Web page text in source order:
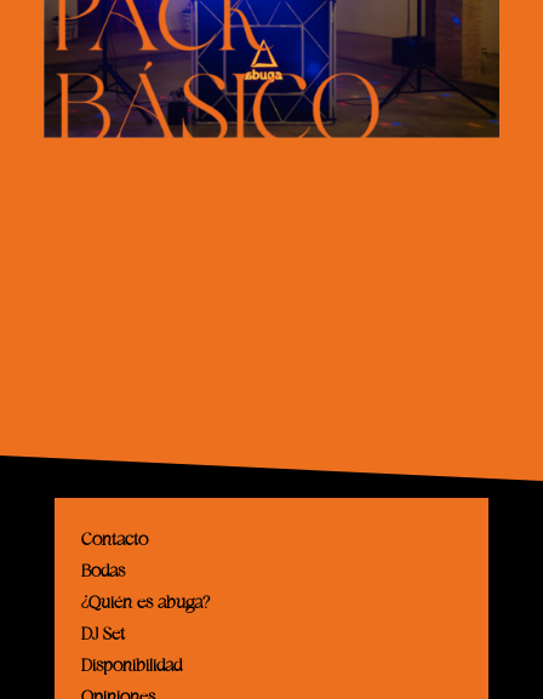
Contacto
Bodas
¿Quién es abuga?
DJ Set
Disponibilidad